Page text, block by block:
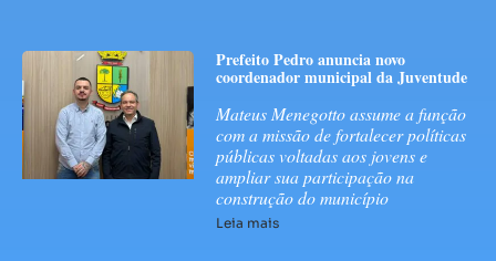
Prefeito Pedro anuncia novo
coordenador municipal da Juventude
Mateus Menegotto assume a função
com a missão de fortalecer políticas
públicas voltadas aos jovens e
ampliar sua participação na
construção do município
Leia mais